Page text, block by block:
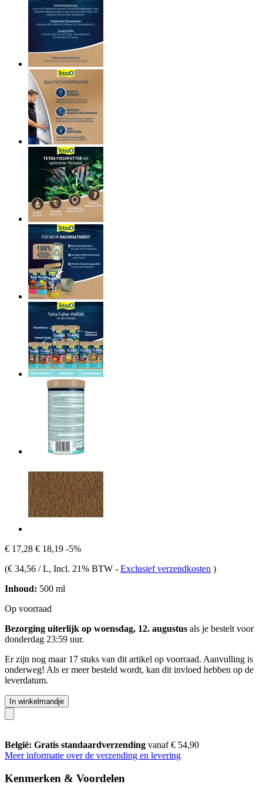
€ 17,28 € 18,19 -5%
(€ 34,56 / L, Incl. 21% BTW - Exclusief verzendkosten )
Inhoud: 500 ml
Op voorraad
Bezorging uiterlijk op woensdag, 12. augustus als je bestelt voor
donderdag 23:59 uur.
Er zijn nog maar 17 stuks van dit artikel op voorraad. Aanvulling is
onderweg! Als er meer besteld wordt, kan dit invloed hebben op de
leverdatum.
In winkelmandje
België: Gratis standaardverzending vanaf € 54,90
Meer informatie over de verzending en levering
Kenmerken & Voordelen